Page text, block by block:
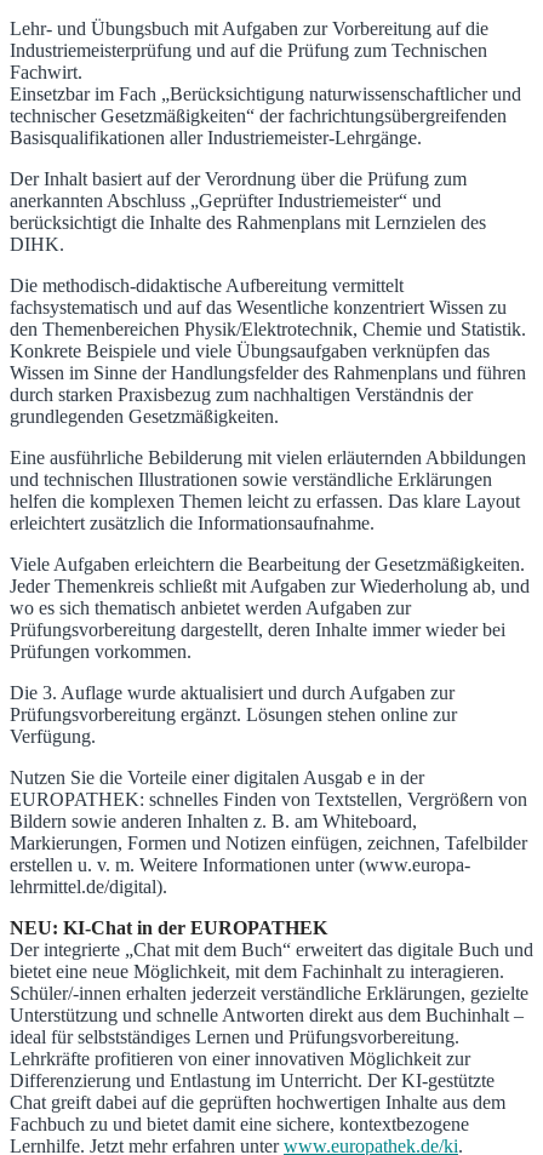
Lehr- und Übungsbuch mit Aufgaben zur Vorbereitung auf die
Industriemeisterprüfung und auf die Prüfung zum Technischen
Fachwirt.
Einsetzbar im Fach „Berücksichtigung naturwissenschaftlicher und
technischer Gesetzmäßigkeiten“ der fachrichtungsübergreifenden
Basisqualifikationen aller Industriemeister-Lehrgänge.
Der Inhalt basiert auf der Verordnung über die Prüfung zum
anerkannten Abschluss „Geprüfter Industriemeister“ und
berücksichtigt die Inhalte des Rahmenplans mit Lernzielen des
DIHK.
Die methodisch-didaktische Aufbereitung vermittelt
fachsystematisch und auf das Wesentliche konzentriert Wissen zu
den Themenbereichen Physik/Elektrotechnik, Chemie und Statistik.
Konkrete Beispiele und viele Übungsaufgaben verknüpfen das
Wissen im Sinne der Handlungsfelder des Rahmenplans und führen
durch starken Praxisbezug zum nachhaltigen Verständnis der
grundlegenden Gesetzmäßigkeiten.
Eine ausführliche Bebilderung mit vielen erläuternden Abbildungen
und technischen Illustrationen sowie verständliche Erklärungen
helfen die komplexen Themen leicht zu erfassen. Das klare Layout
erleichtert zusätzlich die Informationsaufnahme.
Viele Aufgaben erleichtern die Bearbeitung der Gesetzmäßigkeiten.
Jeder Themenkreis schließt mit Aufgaben zur Wiederholung ab, und
wo es sich thematisch anbietet werden Aufgaben zur
Prüfungsvorbereitung dargestellt, deren Inhalte immer wieder bei
Prüfungen vorkommen.
Die 3. Auflage wurde aktualisiert und durch Aufgaben zur
Prüfungsvorbereitung ergänzt. Lösungen stehen online zur
Verfügung.
Nutzen Sie die Vorteile einer digitalen Ausgab e in der
EUROPATHEK: schnelles Finden von Textstellen, Vergrößern von
Bildern sowie anderen Inhalten z. B. am Whiteboard,
Markierungen, Formen und Notizen einfügen, zeichnen, Tafelbilder
erstellen u. v. m. Weitere Informationen unter (www.europa-
lehrmittel.de/digital).
NEU: KI-Chat in der EUROPATHEK
Der integrierte „Chat mit dem Buch“ erweitert das digitale Buch und
bietet eine neue Möglichkeit, mit dem Fachinhalt zu interagieren.
Schüler/-innen erhalten jederzeit verständliche Erklärungen, gezielte
Unterstützung und schnelle Antworten direkt aus dem Buchinhalt –
ideal für selbstständiges Lernen und Prüfungsvorbereitung.
Lehrkräfte profitieren von einer innovativen Möglichkeit zur
Differenzierung und Entlastung im Unterricht. Der KI-gestützte
Chat greift dabei auf die geprüften hochwertigen Inhalte aus dem
Fachbuch zu und bietet damit eine sichere, kontextbezogene
Lernhilfe. Jetzt mehr erfahren unterwww.europathek.de/ki.